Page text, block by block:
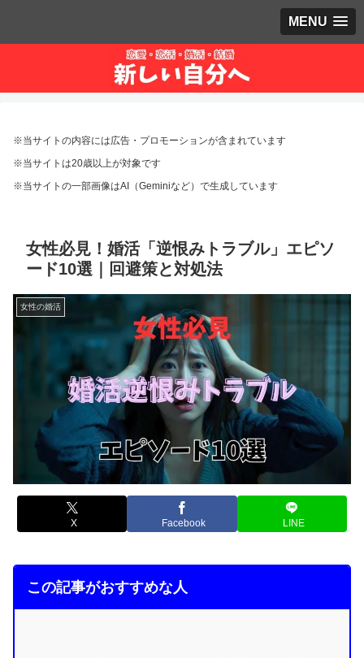
MENU
※当サイトの内容には広告・プロモーションが含まれています
※当サイトは20歳以上が対象です
※当サイトの一部画像はAI（Geminiなど）で生成しています
女性必見！婚活「逆恨みトラブル」エピソ
ード10選｜回避策と対処法
女性の婚活
X Facebook LINE
この記事がおすすめな人